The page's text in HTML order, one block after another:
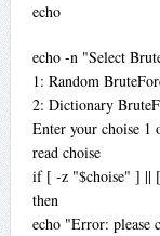
echo
echo -n "Select
1: Random
2: Dictionary
Enter your choise 1
read choise
if [ -z "$choise" ] ||
then
echo "Error: please